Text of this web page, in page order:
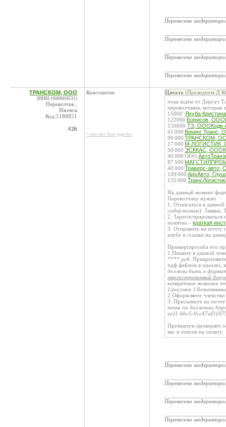
Перенесено
Перенесено
Перенесено
Перенесено
ТРАНСКОМ, ООО
(ИНН:1840004531)
Перевозчик ,
Ижевск
Код:1188851
#26
Константин
* контакт был удален
Цитата (Президиум Д
пока ждём от Дергач
перевозчиков, которые
15000 Якуба
122000 Борисов,
150000 ТЗ, ОООКодв
41 000 Викинг Транс,
90 000 ТРАНСКОМ,
17 000 М-ЛОГИСТИК,
50 000 ЭСККАС,
40 000 ООО
87 500
40 000 Траверс-авто,
109 000 АрхАвто,
135 000
На данный момент
Перевозчику нужно :
1. Отписаться в
содержанию): Заявки,
2. Зарегистрироваться
понятно - краткая
3. Отправить на почту
клубе и ссылки на
Пример(просьба его
1 Пишите в данной
**** руб .
пдф файлом в идеале),
должны быть в
многостраничный
конкретное название
1/рисунок 1/
2.Оформляете
3. Присылаете на
тема по должнику
ee11-bbc5-
Президиум проверяет
вас в список на оплату
Перенесено
Перенесено
Перенесено
Перенесено